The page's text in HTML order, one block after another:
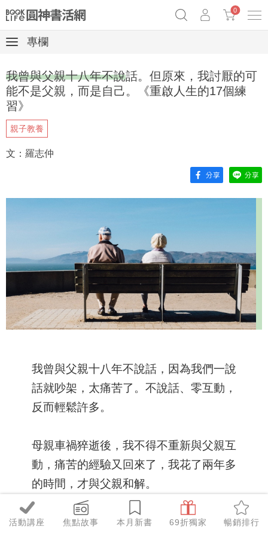
Netflix話題章魚小說！
0
活動講座 焦點故事 本月新書 69折獨家 暢銷排行
專欄
我曾與父親十八年不說話。但原來，我討厭的可
能不是父親，而是自己。《重啟人生的17個練
習》
親子教養
文：羅志仲
我曾與父親十八年不說話，因為我們一說
話就吵架，太痛苦了。不說話、零互動，
反而輕鬆許多。
母親車禍猝逝後，我不得不重新與父親互
動，痛苦的經驗又回來了，我花了兩年多
的時間，才與父親和解。
在這條和解的道路上，我做過許多功課。